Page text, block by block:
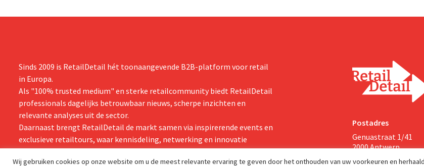
Sinds 2009 is RetailDetail hét toonaangevende B2B-platform voor retail
in Europa.
Als "100% trusted medium" en sterke retailcommunity biedt RetailDetail
professionals dagelijks betrouwbaar nieuws, scherpe inzichten en
relevante analyses uit de sector.
Daarnaast brengt RetailDetail de markt samen via inspirerende events en
exclusieve retailtours, waar kennisdeling, netwerking en innovatie
centraal staan.
Postadres
Genuastraat 1/41
2000 Antwerp
Wij gebruiken cookies op onze website om u de meest relevante ervaring te geven door het onthouden van uw voorkeuren en